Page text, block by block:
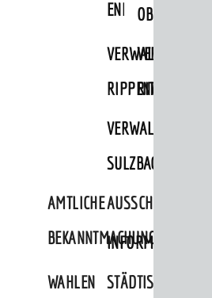
RIPPENWEIER
SULZBACH
AMTLICHE
BEKANNTMACHUNGEN
WAHLEN STÄDTISCHE
Service BW